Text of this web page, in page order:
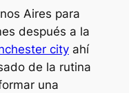
Aires para
después a la
cityahí
de la rutina
una